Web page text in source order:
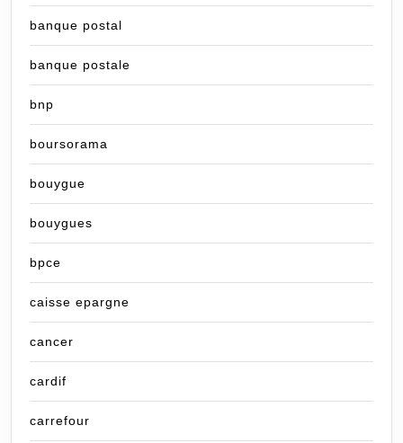
banque postal
banque postale
bnp
boursorama
bouygue
bouygues
bpce
caisse epargne
cancer
cardif
carrefour